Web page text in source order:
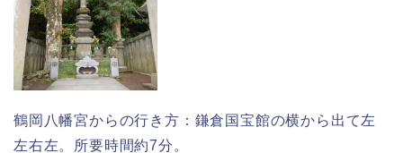
鶴岡八幡宮からの行き方：鎌倉国宝館の横から出て左
左右左。所要時間約7分。